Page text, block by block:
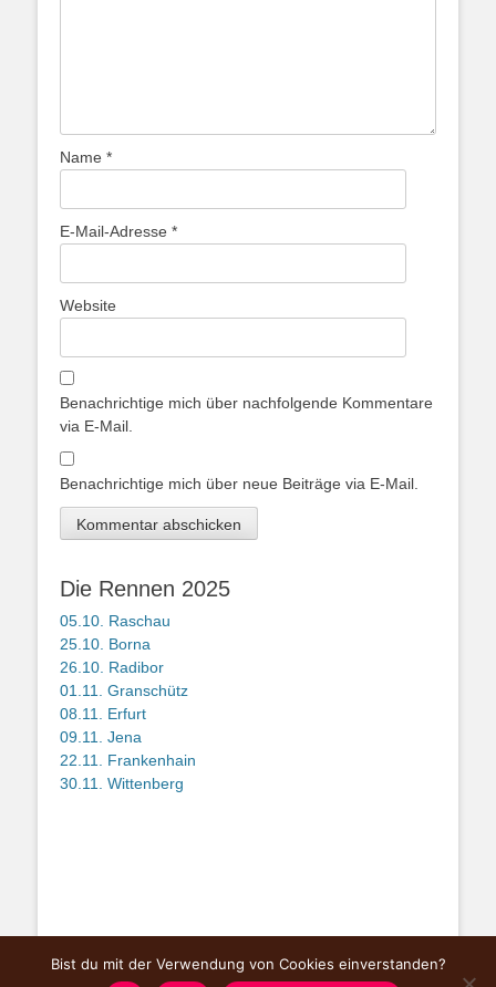
Name *
E-Mail-Adresse *
Website
Benachrichtige mich über nachfolgende Kommentare
via E-Mail.
Benachrichtige mich über neue Beiträge via E-Mail.
Die Rennen 2025
05.10. Raschau
25.10. Borna
26.10. Radibor
01.11. Granschütz
08.11. Erfurt
09.11. Jena
22.11. Frankenhain
30.11. Wittenberg
Copyright © Mitteldeutsche Querfeldeinserie
Bist du mit der Verwendung von Cookies einverstanden?